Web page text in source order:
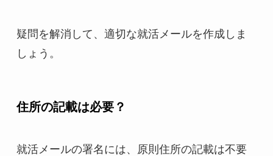
疑問を解消して、適切な就活メールを作成しま
しょう。
住所の記載は必要？
就活メールの署名には、原則住所の記載は不要